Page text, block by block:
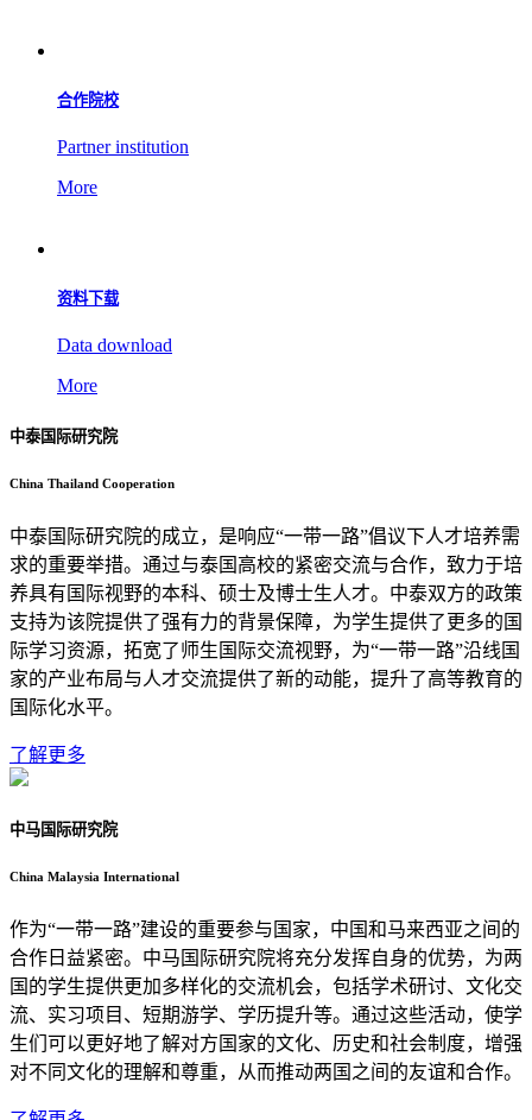
合作院校
Partner institution
More
资料下载
Data download
More
中泰国际研究院
China Thailand Cooperation
中泰国际研究院的成立，是响应“一带一路”倡议下人才培养需
求的重要举措。通过与泰国高校的紧密交流与合作，致力于培
养具有国际视野的本科、硕士及博士生人才。中泰双方的政策
支持为该院提供了强有力的背景保障，为学生提供了更多的国
际学习资源，拓宽了师生国际交流视野，为“一带一路”沿线国
家的产业布局与人才交流提供了新的动能，提升了高等教育的
国际化水平。
了解更多
中马国际研究院
China Malaysia International
作为“一带一路”建设的重要参与国家，中国和马来西亚之间的
合作日益紧密。中马国际研究院将充分发挥自身的优势，为两
国的学生提供更加多样化的交流机会，包括学术研讨、文化交
流、实习项目、短期游学、学历提升等。通过这些活动，使学
生们可以更好地了解对方国家的文化、历史和社会制度，增强
对不同文化的理解和尊重，从而推动两国之间的友谊和合作。